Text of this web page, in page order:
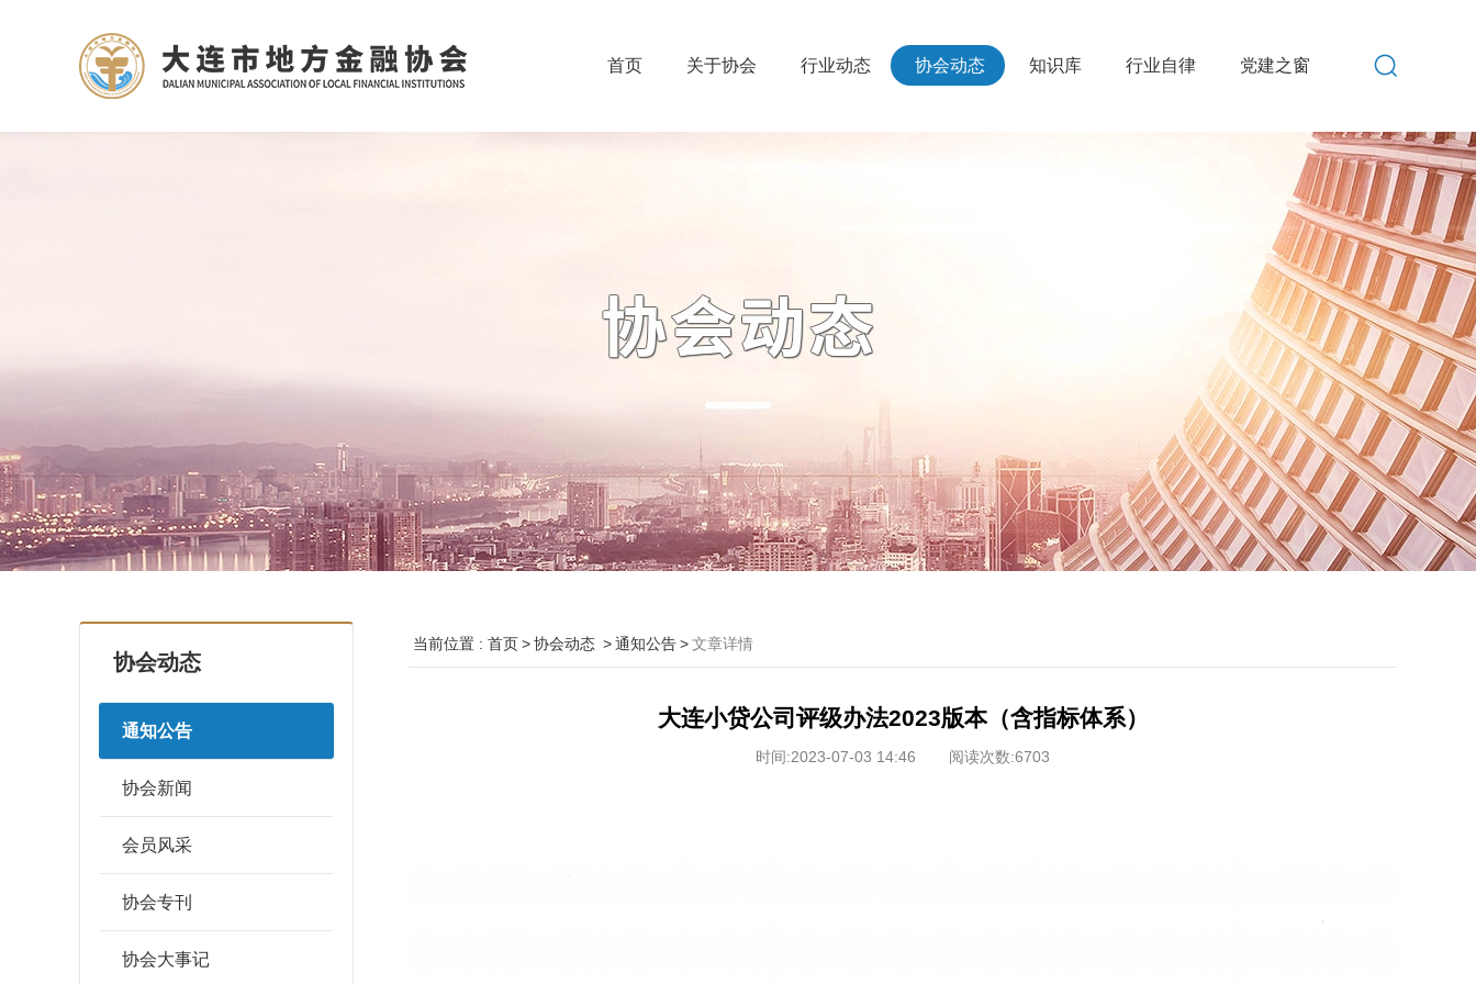
首页 关于协会 行业动态 协会动态 知识库 行业自律 党建之窗
协会动态
通知公告
协会新闻
会员风采
协会专刊
协会大事记
当前位置 : 首页 协会动态 通知公告 文章详情
大连小贷公司评级办法2023版本（含指标体系）
时间:2023-07-03 14:46 阅读次数:6703